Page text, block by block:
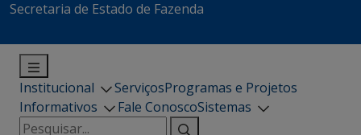
Secretaria de Estado de Fazenda
Institucional ServiçosProgramas e Projetos
Informativos
Fale ConoscoSistemas
Pesquisar